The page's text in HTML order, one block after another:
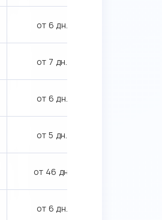
от 6 дн.
от 7 дн.
от 6 дн.
от 5 дн.
от 46 дн.
от 6 дн.